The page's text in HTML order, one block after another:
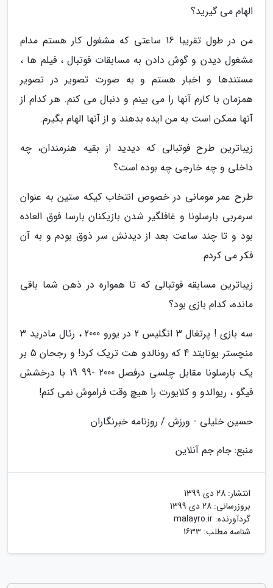
الهام می گیرید؟
من در طول تقریبا 16 ساعتی که مشغول کار هستم مدام
مشغول دیدن و گوش دادن به مسابقات فوتبال ، فیلم ها ،
مستندها و اخبار هستم و به صورت تصویر در تصویر
همزمان با کارم آنها را می بینم و دنبال می کنم. هر کدام از
آنها ممکن است به من ایده بدهند و از آنها الهام بگیرم.
زیباترین طرح فوتبالی که دیدید از بقیه هنرمندان، چه
داخلی و چه خارجی چه بوده است؟
طرح عمر مومانی در خصوص انتخاب کیکه ستین به عنوان
سرمربی بارسلونا و غافلگیر شدن بازیکنان بارسا فوق العاده
بود و تا چند ساعت بعد از دیدنش سر ذوق بودم و به آن
فکر می کردم.
زیباترین مسابقه فوتبالی که تا همواره در ذهن شما باقی
مانده، کدام بازی بود؟
سه بازی ! پرتغال 3 انگلیس 2 در یورو 2000 ، رئال مادرید 3
منچستر یونایتد 4 که رونالدو هت تریک کرد! و رجحان 5 بر
یک بارسلونا مقابل چلسی درفصل 2000 -99 19 با درخشش
فیگو ، ریوالدو و کلایورت را هیچ وقت فراموش نمی کنم!
حسین خلیلی - ورزش / روزنامه خبرنگاران
منبع: جام جم آنلاین
انتشار: 28 دی 1399
بروزرسانی: 28 دی 1399
گردآورنده: malayro.ir
شناسه مطلب: 1633